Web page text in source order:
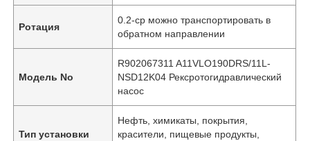
Ротация
0.2-cp можно транспортировать в
обратном направлении
Модель No
R902067311 A11VLO190DRS/11L-
NSD12K04 Рексротогидравлический
насос
Тип установки
Нефть, химикаты, покрытия,
красители, пищевые продукты,